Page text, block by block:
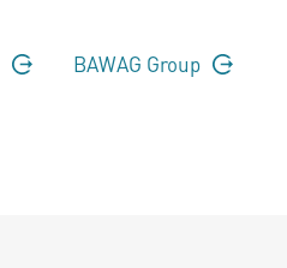
BAWAG Group